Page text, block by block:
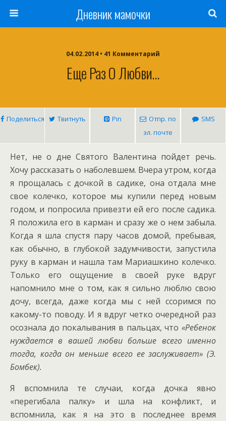
Дневник мамочки
04.02.2014 • 41 Комментарий
Еще Раз О Любви…
Поделиться Твитнуть Pin
Отпр. по
эл. почте
SMS
Нет, не о дне Святого Валентина пойдет речь.
Хочу рассказать о наболевшем. Вчера утром, когда
я прощалась с дочкой в садике, она отдала мне
свое колечко, которое мы купили перед новым
годом, и попросила привезти ей его после садика.
Я положила его в карман и сразу же о нем забыла.
Когда я шла спустя пару часов домой, пребывая,
как обычно, в глубокой задумчивости, запустила
руку в карман и нашла там Мариашкино колечко.
Только его ощущение в своей руке вдруг
напомнило мне о том, как я сильно люблю свою
дочу, всегда, даже когда мы с ней ссоримся по
какому-то поводу. И я вдруг четко очередной раз
осознала до покалывания в пальцах, что «Ребенок
нуждается в вашей любви больше всего именно
тогда, когда он меньше всего ее заслуживает» (Э.
Бомбек).
Я вспомнила те случаи, когда дочка явно
«перегибала палку» и шла на конфликт, и
вспомнила, как я на это в последнее время